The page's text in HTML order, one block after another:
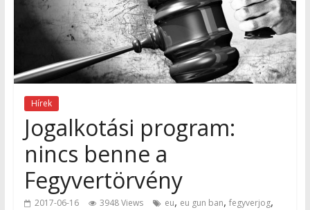
Hírek
Jogalkotási program:
nincs benne a
Fegyvertörvény
2017-06-16 3948 Views eu, eu gun ban, fegyverjog,